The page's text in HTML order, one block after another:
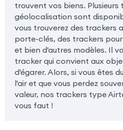
trouvent vos biens.
géolocalisation sont
vous trouverez des trackers
porte-clés, des trackers
et bien d'autres modèles. Il
tracker qui convient aux
d'égarer. Alors, si vous êtes
l'air et que vous perdez
valeur, nos trackers type
vous faut !